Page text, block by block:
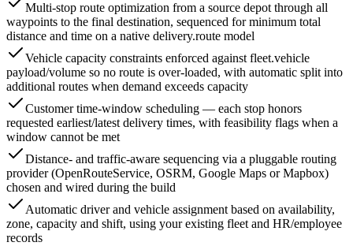
Multi-stop route optimization from a source depot through all
waypoints to the final destination, sequenced for minimum total
distance and time on a native delivery.route model
Vehicle capacity constraints enforced against fleet.vehicle
payload/volume so no route is over-loaded, with automatic split into
additional routes when demand exceeds capacity
Customer time-window scheduling — each stop honors
requested earliest/latest delivery times, with feasibility flags when a
window cannot be met
Distance- and traffic-aware sequencing via a pluggable routing
provider (OpenRouteService, OSRM, Google Maps or Mapbox)
chosen and wired during the build
Automatic driver and vehicle assignment based on availability,
zone, capacity and shift, using your existing fleet and HR/employee
records